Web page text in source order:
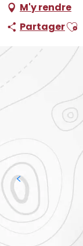
M'y rendre
Partager